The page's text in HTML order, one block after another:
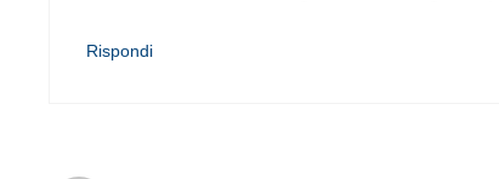
Rispondi